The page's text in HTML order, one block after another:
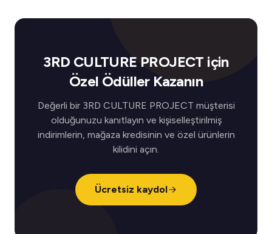
3RD CULTURE PROJECT için
Özel Ödüller Kazanın
Değerli bir 3RD CULTURE PROJECT müşterisi
olduğunuzu kanıtlayın ve kişiselleştirilmiş
indirimlerin, mağaza kredisinin ve özel ürünlerin
kilidini açın.
Ücretsiz kaydol